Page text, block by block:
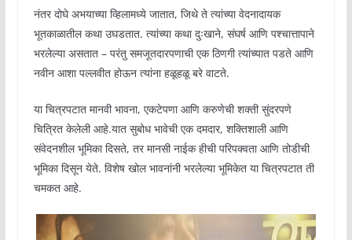
नंतर दोघे अभयाच्या व्हिलामध्ये जातात, जिथे ते त्यांच्या वेदनादायक
भूतकाळातील कथा उघडतात. त्यांच्या कथा दुःखाने, संघर्ष आणि पश्चात्तापाने
भरलेल्या असतात – परंतु समजूतदारपणाची एक ठिणगी त्यांच्यात पडते आणि
नवीन आशा पल्लवीत होऊन त्यांना हळूहळू बरे वाटते.
या चित्रपटात मानवी भावना, एकटेपणा आणि करुणेची शक्ती सुंदरपणे
चित्रित केलेली आहे.यात सुबोध भावेची एक दमदार, शक्तिशाली आणि
संवेदनशील भूमिका दिसते, तर मानसी नाईक हीची परिपक्वता आणि तोडीची
भूमिका दिसून येते. विशेष खोल भावनांनी भरलेल्या भूमिकेत या चित्रपटात ती
चमकत आहे.